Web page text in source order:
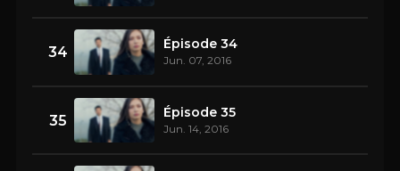
34 Épisode 34
Jun. 07, 2016
35 Épisode 35
Jun. 14, 2016